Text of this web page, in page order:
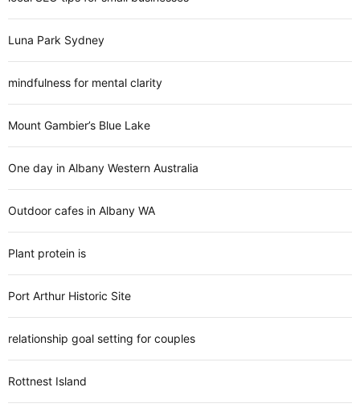
Luna Park Sydney
mindfulness for mental clarity
Mount Gambier’s Blue Lake
One day in Albany Western Australia
Outdoor cafes in Albany WA
Plant protein is
Port Arthur Historic Site
relationship goal setting for couples
Rottnest Island